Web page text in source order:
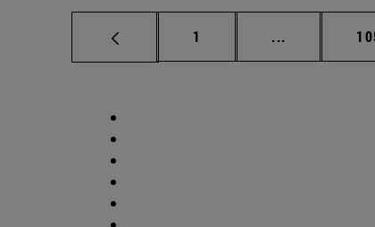
Página
1 ... Páginas